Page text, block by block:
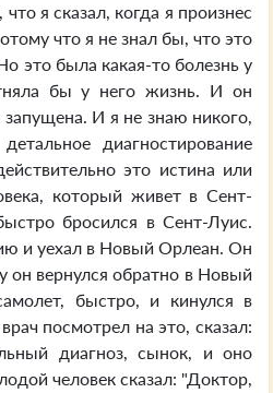
я сказал, когда я произнес
что я не знал бы, что это
это была какая-то болезнь у
бы у него жизнь. И он
запущена. И я не знаю никого,
диагностирование
это истина или
который живет в Сент-
бросился в Сент-Луис.
и уехал в Новый Орлеан. Он
вернулся обратно в Новый
быстро, и кинулся в
посмотрел на это, сказал:
диагноз, сынок, и оно
человек сказал: "Доктор,